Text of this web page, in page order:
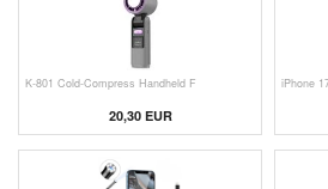
K-801 Cold-Compress Handheld F
20,30 EUR
iPhone